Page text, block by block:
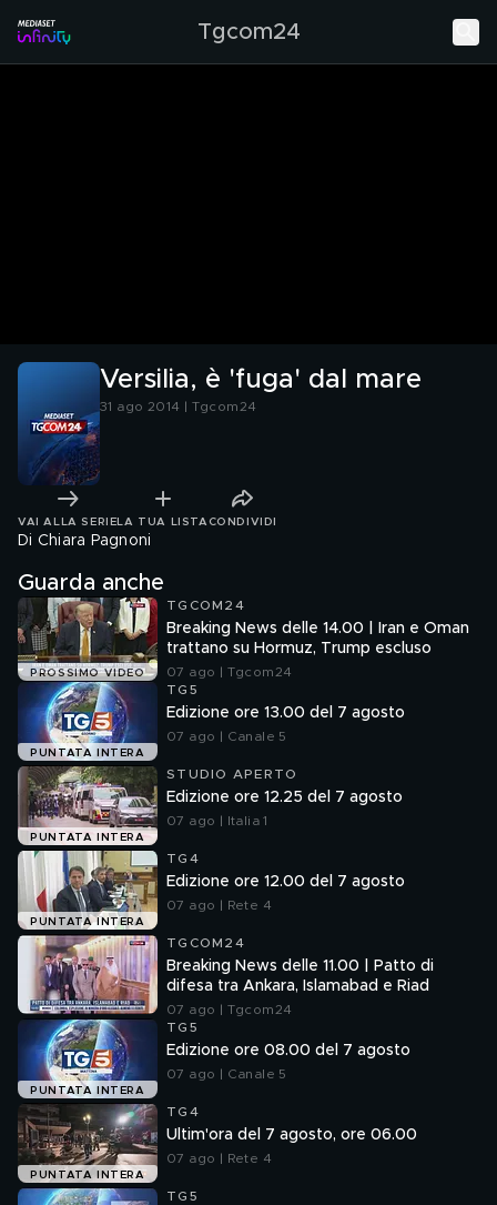
Tgcom24
Versilia, è 'fuga' dal mare
31 ago 2014 | Tgcom24
VAI ALLA SERIE LA TUA LISTA CONDIVIDI
Di Chiara Pagnoni
Guarda anche
PROSSIMO VIDEO
TGCOM24
Breaking News delle 14.00 | Iran e Oman
trattano su Hormuz, Trump escluso
07 ago | Tgcom24
PUNTATA INTERA
TG5
Edizione ore 13.00 del 7 agosto
07 ago | Canale 5
PUNTATA INTERA
STUDIO APERTO
Edizione ore 12.25 del 7 agosto
07 ago | Italia 1
PUNTATA INTERA
TG4
Edizione ore 12.00 del 7 agosto
07 ago | Rete 4
TGCOM24
Breaking News delle 11.00 | Patto di
difesa tra Ankara, Islamabad e Riad
07 ago | Tgcom24
PUNTATA INTERA
TG5
Edizione ore 08.00 del 7 agosto
07 ago | Canale 5
PUNTATA INTERA
TG4
Ultim'ora del 7 agosto, ore 06.00
07 ago | Rete 4
TG5